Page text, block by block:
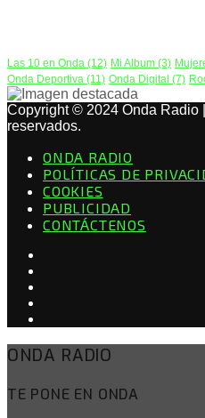
Las 10 en Onda (12) Mi Album (3)
Onda Deportiva (11) Onda Digital (7)
Copyright © 2024 Onda Radio
reservados.
ONDA RADIO
POLÍTICAS DE
COOKIES
PUBLICIDAD
CONTÁCTENOS
ONDA RADIO
TE PONE EN ONDA